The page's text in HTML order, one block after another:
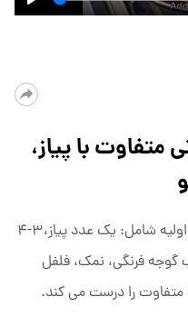
متفاوت با پیاز،
در این ویدئو یک آشپز آلمانی با مواد اولیه شامل: یک عدد پیاز،۳-۴
فرنگی، نمک، فلفل
متفاوت را درست می کند.